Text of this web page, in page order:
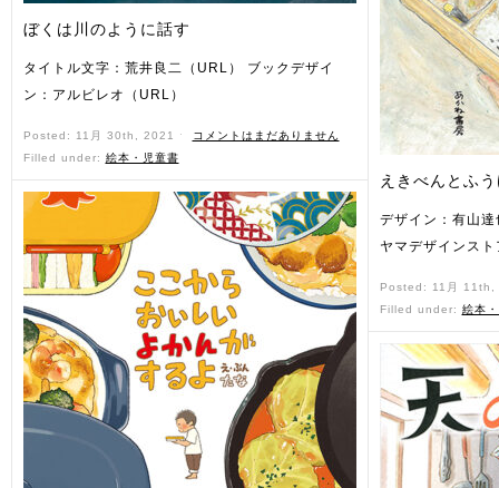
ぼくは川のように話す
タイトル文字：荒井良二（URL） ブックデザイ
ン：アルビレオ（URL）
Posted: 11月 30th, 2021 ˑ
コメントはまだありません
Filled under: 絵本・児童書
えきべんとふ
デザイン：有山
ヤマデザインスト
Posted: 11月
Filled under: 絵本